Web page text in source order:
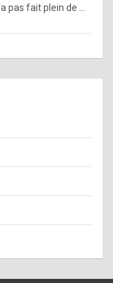
pas fait plein de ...